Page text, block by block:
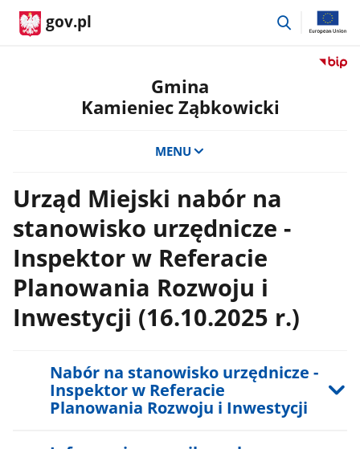
gov.pl
przejdź
Przejdź
Gmina
Kamieniec Ząbkowicki
MENU
Urząd Miejski nabór na
stanowisko urzędnicze -
Inspektor w Referacie
Planowania Rozwoju i
Inwestycji (16.10.2025 r.)
Nabór na stanowisko urzędnicze -
Inspektor w Referacie
Planowania Rozwoju i Inwestycji